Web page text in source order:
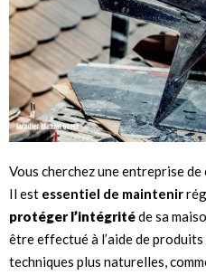
Vous cherchez une entreprise
Il est essentiel de maintenir
protéger l’intégritéde sa
être effectué à l’aide de produits
techniques plus naturelles,